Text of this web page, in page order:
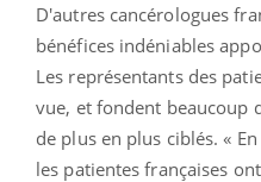
D'autres cancérologues
bénéfices indéniables
Les représentants des
vue, et fondent beaucoup
de plus en plus ciblés. «
les patientes françaises